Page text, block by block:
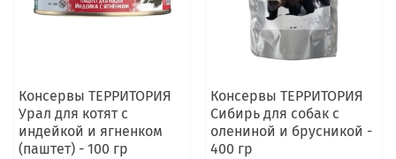
Консервы ТЕРРИТОРИЯ
Урал для котят с
индейкой и ягненком
(паштет) - 100 гр
Консервы ТЕРРИТОРИЯ
Сибирь для собак с
олениной и брусникой -
400 гр